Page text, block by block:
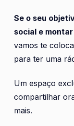
Se o seu
social e
vamos te
para ter uma
Um espaço
compartilhar
mais.